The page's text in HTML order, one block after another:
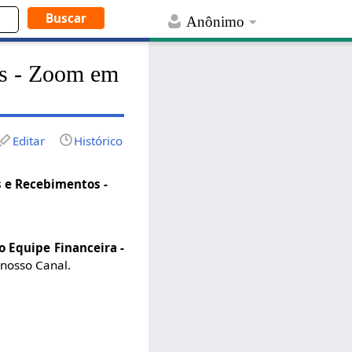
Anônimo
- Zoom em
Editar Histórico
e Recebimentos -
Equipe Financeira -
Canal.